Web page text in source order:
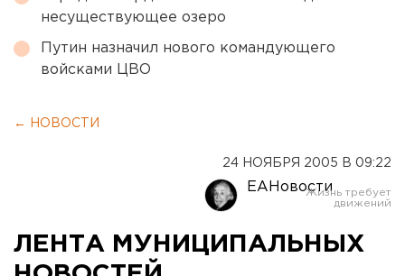
несуществующее озеро
Путин назначил нового командующего
войсками ЦВО
← НОВОСТИ
24 НОЯБРЯ 2005 В 09:22
ЕАНовости
ЛЕНТА МУНИЦИПАЛЬНЫХ